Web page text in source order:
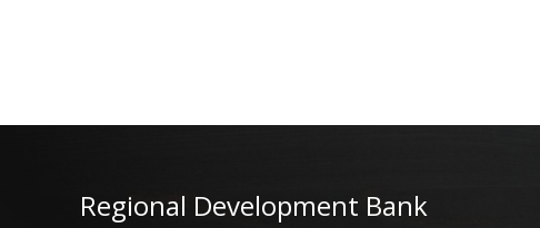
Regional Development Bank